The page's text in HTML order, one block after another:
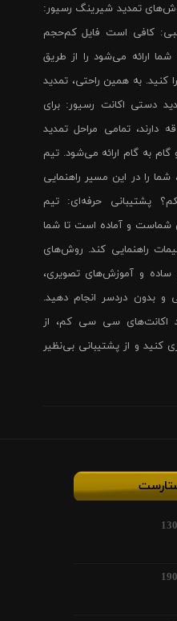
تمدید شیرینگ رسیور:
کافی است فایل کم‌حجم
ارائه می‌شود را از طریق
به همین راحتی، تمدید
دستی اکانت رسیور: برای
تمامی مراحل تمدید
به گام ارائه می‌شود. تیم
را در این مسیر راهنمایی
پشتیبانی حرفه‌ای: تیم
شماست و آماده است تا شما
راهنمایی کند. روش‌های
ساده و آموزش‌های تصویری،
و بدون دردسر انجام دهید.
اکانت‌های سی سی کم، از
کنید و از پشتیبانی بی‌نظیر